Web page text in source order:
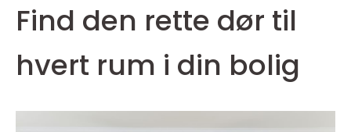
Find den rette dør til
hvert rum i din bolig